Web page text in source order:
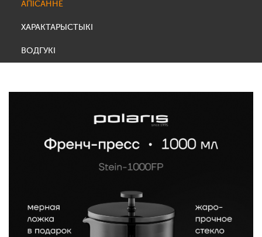
АПІСАННЕ
ХАРАКТАРЫСТЫКІ
ВОДГУКІ